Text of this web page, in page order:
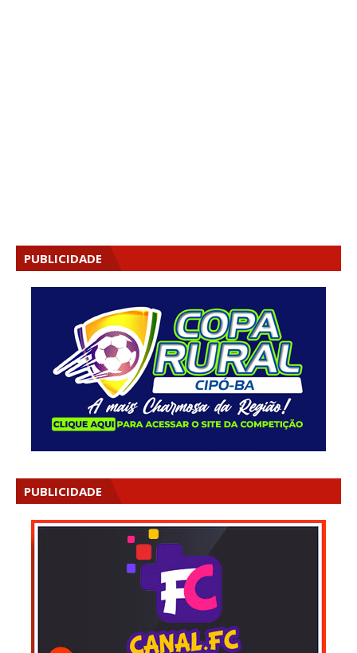
PUBLICIDADE
PUBLICIDADE